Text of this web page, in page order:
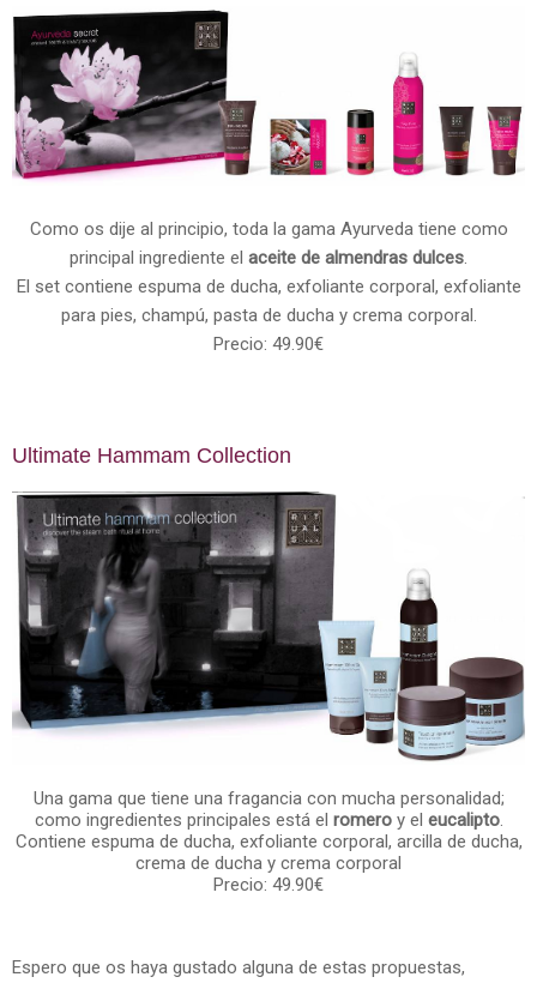
Como os dije al principio, toda la gama Ayurveda tiene como
principal ingrediente el aceite de almendras dulces.
El set contiene espuma de ducha, exfoliante corporal, exfoliante
para pies, champú, pasta de ducha y crema corporal.
Precio: 49.90€
Ultimate Hammam Collection
Una gama que tiene una fragancia con mucha personalidad;
como ingredientes principales está el romeroy el eucalipto.
Contiene espuma de ducha, exfoliante corporal, arcilla de ducha,
crema de ducha y crema corporal
Precio: 49.90€
Espero que os haya gustado alguna de estas propuestas,